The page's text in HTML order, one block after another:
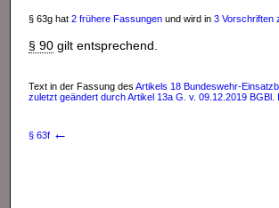
§ 63g hat 2 frühere Fassungen und wird in 3 Vorschriften
§ 90 gilt entsprechend.
Text in der Fassung des Artikels 18 Bundeswehr-
zuletzt geändert durch Artikel 13a G. v. 09.12.2019 BGBl.
§ 63f ←